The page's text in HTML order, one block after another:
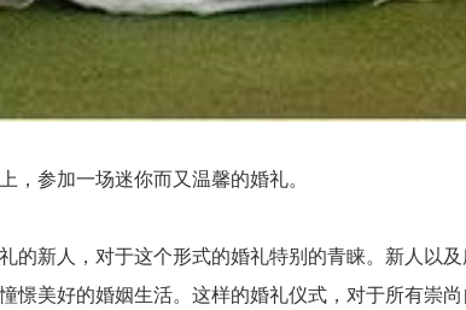
参加一场迷你而又温馨的婚礼。
新人，对于这个形式的婚礼特别的青睐。新人以
憬美好的婚姻生活。这样的婚礼仪式，对于所有崇